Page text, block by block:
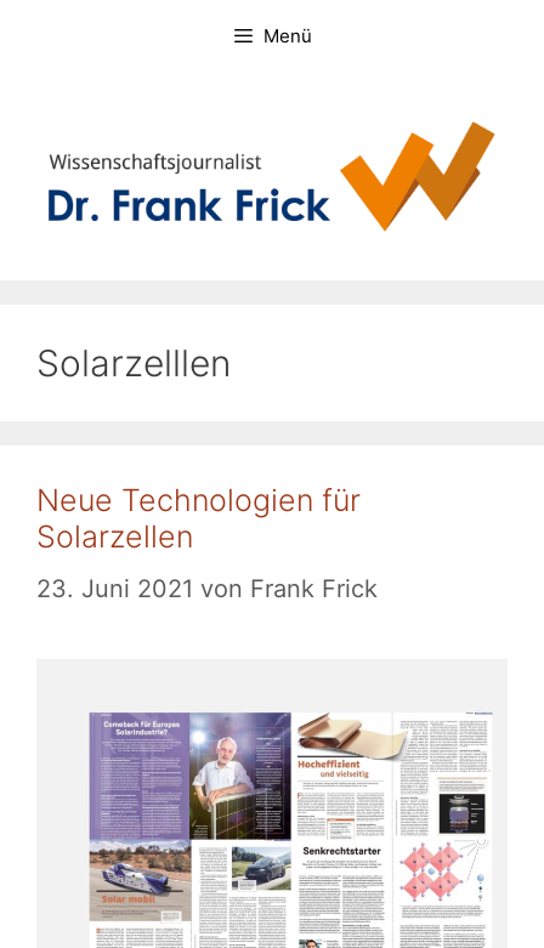
Menü
Solarzelllen
Neue Technologien für
Solarzellen
23. Juni 2021 von Frank Frick